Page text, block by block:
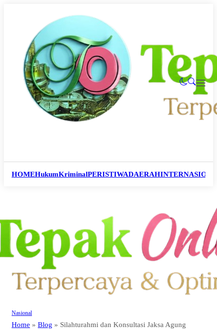
HOMEHukumKriminalPERISTIWADAERAH
Nasional
Home » Blog » Silahturahmi dan Konsultasi Jaksa Agung